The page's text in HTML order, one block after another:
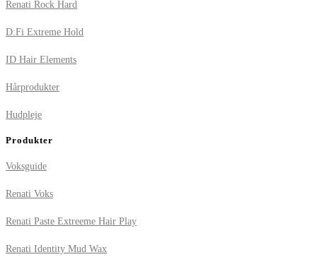
Renati Rock Hard
D:Fi Extreme Hold
ID Hair Elements
Hårprodukter
Hudpleje
Produkter
Voksguide
Renati Voks
Renati Paste Extreeme Hair Play
Renati Identity Mud Wax